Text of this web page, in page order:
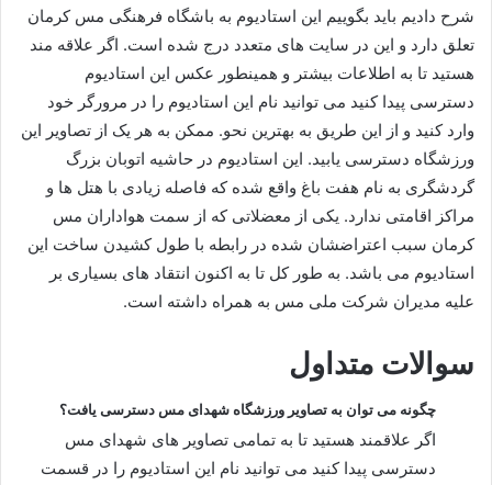
شرح دادیم باید بگوییم این استادیوم به باشگاه فرهنگی مس کرمان
تعلق دارد و این در سایت های متعدد درج شده است. اگر علاقه مند
هستید تا به اطلاعات بیشتر و همینطور عکس این استادیوم
دسترسی پیدا کنید می توانید نام این استادیوم را در مرورگر خود
وارد کنید و از این طریق به بهترین نحو. ممکن به هر یک از تصاویر این
ورزشگاه دسترسی یابید‌. این استادیوم در حاشیه اتوبان بزرگ
گردشگری به نام هفت باغ واقع شده که فاصله زیادی با هتل ها و
مراکز اقامتی ندارد. یکی از معضلاتی که از سمت هواداران مس
کرمان سبب اعتراضشان شده در رابطه با طول کشیدن ساخت این
استادیوم می باشد. به طور کل تا به اکنون انتقاد های بسیاری بر
علیه مدیران شرکت ملی مس به همراه داشته است.
سوالات متداول
چگونه می توان به تصاویر ورزشگاه شهدای مس دسترسی یافت؟
اگر علاقمند هستید تا به تمامی تصاویر های شهدای مس
دسترسی پیدا کنید می توانید نام این استادیوم را در قسمت